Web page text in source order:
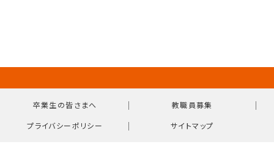
卒業生の皆さまへ ｜ 教職員募集 ｜
プライバシーポリシー ｜ サイトマップ